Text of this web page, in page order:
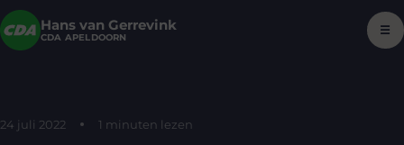
Hans van Gerrevink
CDA APELDOORN
☰
24 juli 2022 1 minuten lezen